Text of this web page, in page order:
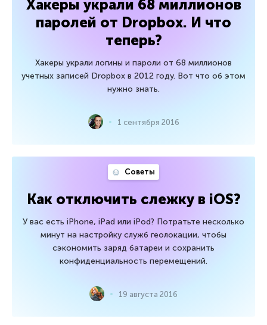
Хакеры украли 68 миллионов
паролей от Dropbox. И что
теперь?
Хакеры украли логины и пароли от 68 миллионов
учетных записей Dropbox в 2012 году. Вот что об этом
нужно знать.
1 сентября 2016
Советы
Как отключить слежку в iOS?
У вас есть iPhone, iPad или iPod? Потратьте несколько
минут на настройку служб геолокации, чтобы
сэкономить заряд батареи и сохранить
конфиденциальность перемещений.
19 августа 2016